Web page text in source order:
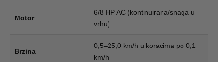
Motor
6/8 HP AC (kontinuirana/snaga u
vrhu)
Brzina
0,5–25,0 km/h u koracima po 0,1
km/h